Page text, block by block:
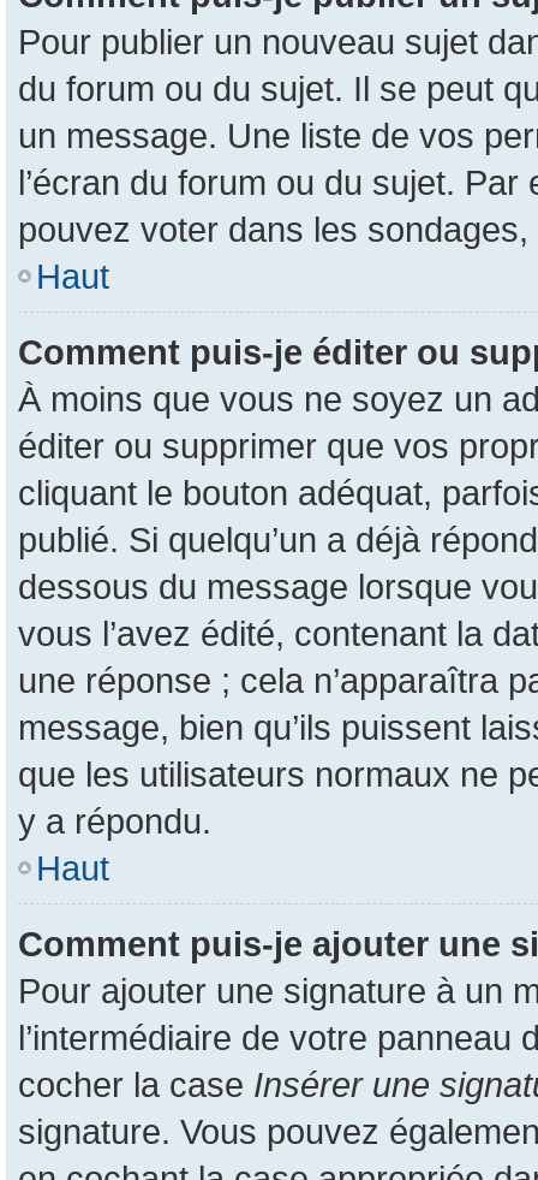
Pour publier un nouveau sujet
du forum ou du sujet. Il se peut
un message. Une liste de vos
l’écran du forum ou du sujet.
pouvez voter dans les sondages,
Haut
Comment puis-je éditer ou
À moins que vous ne soyez un
éditer ou supprimer que vos
cliquant le bouton adéquat,
publié. Si quelqu’un a déjà
dessous du message lorsque
vous l’avez édité, contenant la
une réponse ; cela n’apparaîtra
message, bien qu’ils puissent
que les utilisateurs normaux ne
y a répondu.
Haut
Comment puis-je ajouter une
Pour ajouter une signature à un
l’intermédiaire de votre panneau
cocher la case Insérer une
signature. Vous pouvez